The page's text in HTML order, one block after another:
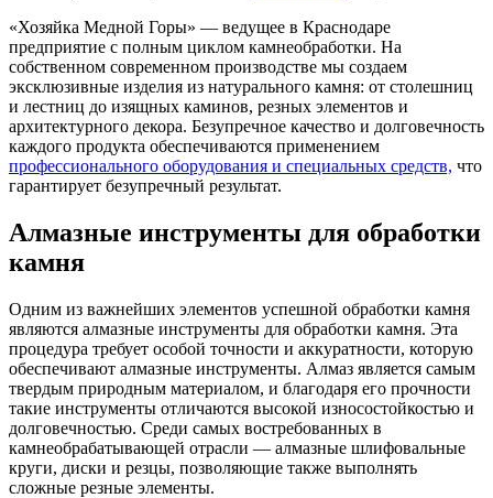
«Хозяйка Медной Горы» — ведущее в Краснодаре
предприятие с полным циклом камнеобработки. На
собственном современном производстве мы создаем
эксклюзивные изделия из натурального камня: от столешниц
и лестниц до изящных каминов, резных элементов и
архитектурного декора. Безупречное качество и долговечность
каждого продукта обеспечиваются применением
профессионального оборудования и специальных средств, что
гарантирует безупречный результат.
Алмазные инструменты для обработки
камня
Одним из важнейших элементов успешной обработки камня
являются алмазные инструменты для обработки камня. Эта
процедура требует особой точности и аккуратности, которую
обеспечивают алмазные инструменты. Алмаз является самым
твердым природным материалом, и благодаря его прочности
такие инструменты отличаются высокой износостойкостью и
долговечностью. Среди самых востребованных в
камнеобрабатывающей отрасли — алмазные шлифовальные
круги, диски и резцы, позволяющие также выполнять
сложные резные элементы.